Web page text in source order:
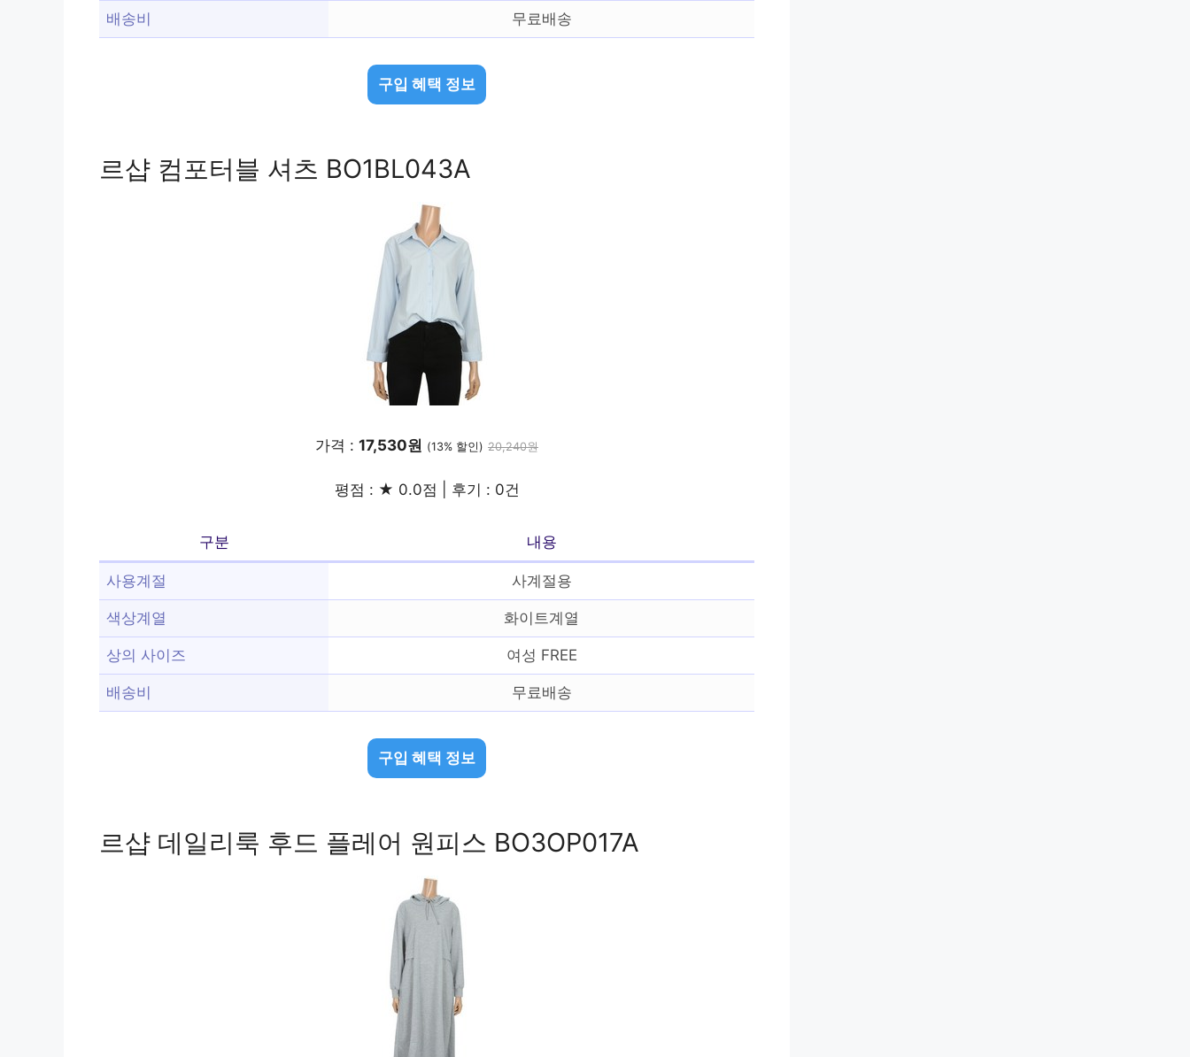
배송비 무료배송
구입 혜택 정보
르샵 컴포터블 셔츠 BO1BL043A
가격 : 17,530원 (13% 할인) 20,240원
평점 : ★ 0.0점 | 후기 : 0건
구분 내용
사용계절 사계절용
색상계열 화이트계열
상의 사이즈 여성 FREE
배송비 무료배송
구입 혜택 정보
르샵 데일리룩 후드 플레어 원피스 BO3OP017A